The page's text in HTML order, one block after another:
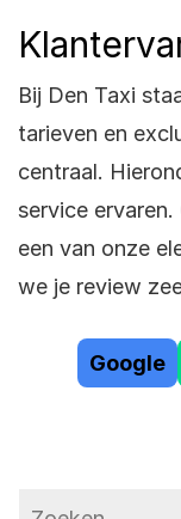
Bij Den Taxi
tarieven en
centraal.
service
een van onze
we je review
Google